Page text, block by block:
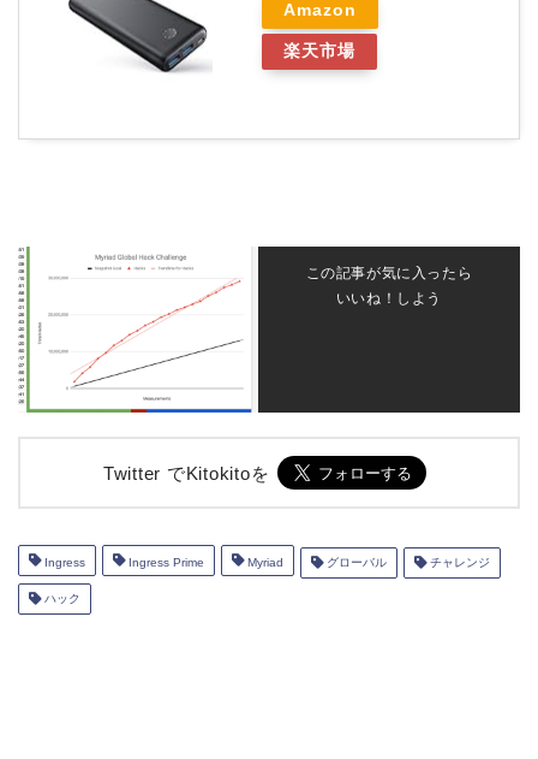
Amazon
楽天市場
この記事が気に入ったら
いいね！しよう
Twitter でKitokitoを
Ingress Ingress Prime Myriad グローバル チャレンジ
ハック